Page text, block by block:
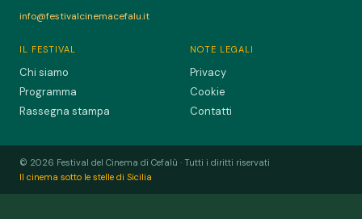
info@festivalcinemacefalu.it
IL FESTIVAL
Chi siamo
Programma
Rassegna stampa
NOTE LEGALI
Privacy
Cookie
Contatti
© 2026 Festival del Cinema di Cefalù · Tutti i diritti riservati
Il cinema sotto le stelle di Sicilia